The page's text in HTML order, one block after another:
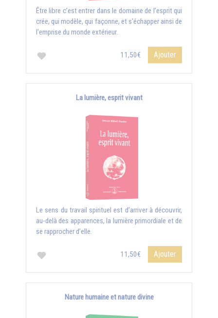
Être libre c’est entrer dans le domaine de l’esprit qui
crée, qui modèle, qui façonne, et s'échapper ainsi de
l’emprise du monde extérieur.
11,50€ Ajouter
La lumière, esprit vivant
Le sens du travail spirituel est d’arriver à découvrir,
au-delà des apparences, la lumière primordiale et de
se rapprocher d’elle.
11,50€ Ajouter
Nature humaine et nature divine